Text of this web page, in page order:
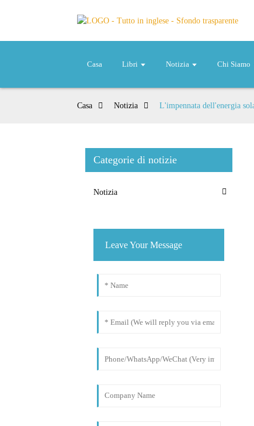
Casa Libri Notizia Chi Siamo
Casa Notizia L'impennata dell'energia
Categorie di notizie
Notizia
Leave Your Message